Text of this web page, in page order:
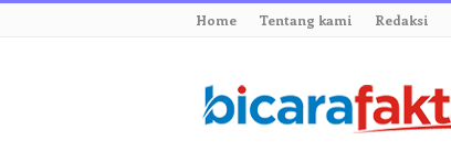
Home Tentang kami Redaksi